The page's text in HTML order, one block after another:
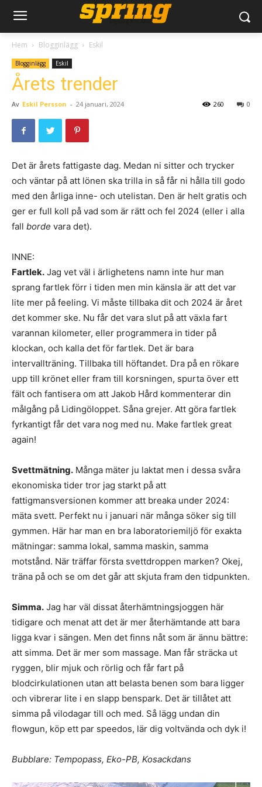
Hem Blogginlägg Eskil
Blogginlägg Eskil
Årets trender
Av Eskil Persson - 24 januari, 2024 0
260
Det är årets fattigaste dag. Medan ni sitter och trycker
och väntar på att lönen ska trilla in så får ni hålla till godo
med den årliga inne- och utelistan. Den är helt gratis och
ger er full koll på vad som är rätt och fel 2024 (eller i alla
fall borde vara det).
INNE:
Fartlek. Jag vet väl i ärlighetens namn inte hur man
sprang fartlek förr i tiden men min känsla är att det var
lite mer på feeling. Vi måste tillbaka dit och 2024 är året
det kommer ske. Nu får det vara slut på att växla fart
varannan kilometer, eller programmera in tider på
klockan, och kalla det för fartlek. Det är bara
intervallträning. Tillbaka till höftandet. Dra på en rökare
upp till krönet eller fram till korsningen, spurta över ett
fält och fantisera om att Jakob Hård kommenterar din
målgång på Lidingöloppet. Såna grejer. Att göra fartlek
fyrkantigt får det vara nog med nu. Make fartlek great
again!
Svettmätning. Många mäter ju laktat men i dessa svåra
ekonomiska tider tror jag starkt på att
fattigmansversionen kommer att breaka under 2024:
mäta svett. Perfekt nu i januari när många söker sig till
gymmen. Här har man en bra laboratoriemiljö för exakta
mätningar: samma lokal, samma maskin, samma
motstånd. När träffar första svettdroppen marken? Okej,
träna på och se om det går att skjuta fram den tidpunkten.
Simma. Jag har väl dissat återhämtningsjoggen här
tidigare och menat att det är mer återhämtande att bara
ligga kvar i sängen. Men det finns nåt som är ännu bättre:
att simma. Det är mer som massage. Man får sträcka ut
ryggen, blir mjuk och rörlig och får fart på
blodcirkulationen utan att belasta benen som bara ligger
och vibrerar lite i en slapp benspark. Det är tillåtet att
simma på vilodagar till och med. Så lägg undan din
flowgun, köp ett par speedos, lär dig voltvända och dyk i!
Bubblare: Tempopass, Eko-PB, Kosackdans